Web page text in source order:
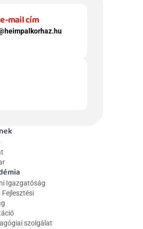
mail cím
Igazgatóság
szolgálat